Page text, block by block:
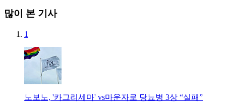
많이 본 기사
1
노보노, '카그리세마' vs마운자로 당뇨병 3상 “실패”